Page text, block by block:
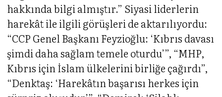
hakkında bilgi almıştır.” Siyasi liderlerin
harekât ile ilgili görüşleri de aktarılıyordu:
“CCP Genel Başkanı Feyzioğlu: ‘Kıbrıs davası
şimdi daha sağlam temele oturdu’”, “MHP,
Kıbrıs için İslam ülkelerini birliğe çağırdı”,
“Denktaş: ‘Harekâtın başarısı herkes için